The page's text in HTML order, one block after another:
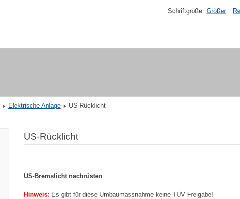
Schriftgröße Größer
Elektrische Anlage US-Rücklicht
US-Rücklicht
US-Bremslicht nachrüsten
Hinweis: Es gibt für diese Umbaumassnahme keine TÜV Freigabe!